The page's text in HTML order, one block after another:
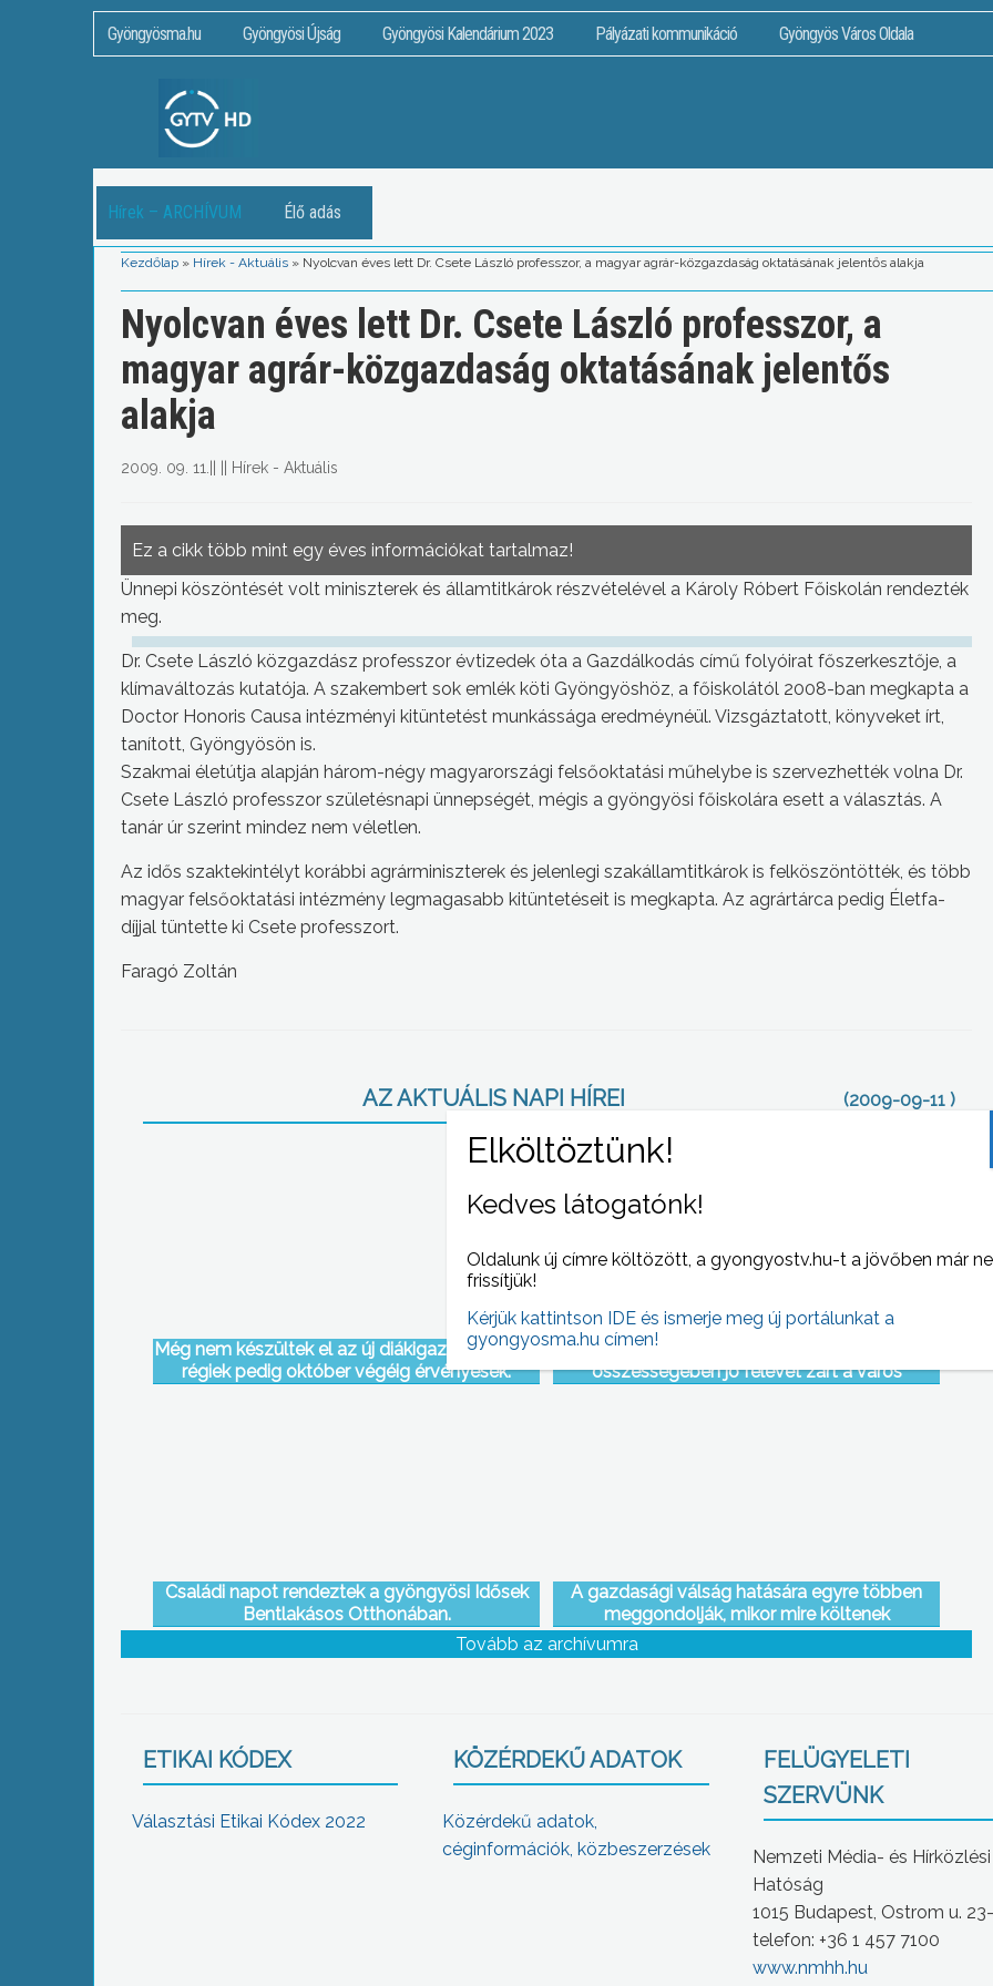
Gyöngyösma.hu Gyöngyösi Újság Gyöngyösi Kalendárium 2023 Pályázati kommunikáció Gyöngyös Város Oldala
Hírek – ARCHÍVUM Élő adás
Kezdőlap » Hírek - Aktuális » Nyolcvan éves lett Dr. Csete László professzor, a magyar agrár-közgazdaság oktatásának jelentős alakja
Nyolcvan éves lett Dr. Csete László professzor, a
magyar agrár-közgazdaság oktatásának jelentős
alakja
2009. 09. 11. Hírek - Aktuális
Ez a cikk több mint egy éves információkat tartalmaz!
Ünnepi köszöntését volt miniszterek és államtitkárok részvételével a Károly Róbert Főiskolán rendezték
meg.
Dr. Csete László közgazdász professzor évtizedek óta a Gazdálkodás című folyóirat főszerkesztője, a
klímaváltozás kutatója. A szakembert sok emlék köti Gyöngyöshöz, a főiskolától 2008-ban megkapta a
Doctor Honoris Causa intézményi kitüntetést munkássága eredméynéül. Vizsgáztatott, könyveket írt,
tanított, Gyöngyösön is.
Szakmai életútja alapján három-négy magyarországi felsőoktatási műhelybe is szervezhették volna Dr.
Csete László professzor születésnapi ünnepségét, mégis a gyöngyösi főiskolára esett a választás. A
tanár úr szerint mindez nem véletlen.
Az idős szaktekintélyt korábbi agrárminiszterek és jelenlegi szakállamtitkárok is felköszöntötték, és több
magyar felsőoktatási intézmény legmagasabb kitüntetéseit is megkapta. Az agrártárca pedig Életfa-
díjjal tüntette ki Csete professzort.
Faragó Zoltán
AZ AKTUÁLIS NAPI HÍREI (2009-09-11 )
Még nem készültek el az új diákigazolványok, a
régiek pedig október végéig érvényesek.
Sok problémával indult az év, de
összességében jó félévet zárt a város
Családi napot rendeztek a gyöngyösi Idősek
Bentlakásos Otthonában.
A gazdasági válság hatására egyre többen
meggondolják, mikor mire költenek
Tovább az archívumra
ETIKAI KÓDEX
Választási Etikai Kódex 2022
KÖZÉRDEKŰ ADATOK
Közérdekű adatok,
céginformációk, közbeszerzések
FELÜGYELETI
SZERVÜNK
Nemzeti Média- és Hírközlési
Hatóság
1015 Budapest, Ostrom u.
telefon: +36 1 457 7100
www.nmhh.hu
Kedves látogatónk!
Oldalunk új címre költözött, a gyongyostv.hu-t a jövőben már
frissítjük!
Kérjük kattintson IDE és ismerje meg új portálunkat a
gyongyosma.hu címen!